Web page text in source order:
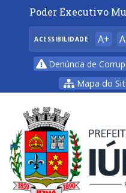
Poder Executivo
ACESSIBILIDADE A+
Denúncia de
Mapa do